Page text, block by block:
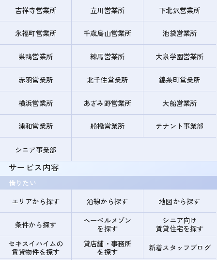
吉祥寺営業所 立川営業所 下北沢営業所
永福町営業所 千歳烏山営業所 池袋営業所
巣鴨営業所 練馬営業所 大泉学園営業所
赤羽営業所 北千住営業所 錦糸町営業所
横浜営業所 あざみ野営業所 大船営業所
浦和営業所 船橋営業所 テナント事業部
シニア事業部
サービス内容
借りたい
エリアから探す
沿線から探す 地図から探す
条件から探す
ヘーベルメゾン
を探す
シニア向け
賃貸住宅を探す
セキスイハイムの
賃貸物件を探す
貸店舗・事務所
を探す
新着スタッフブログ